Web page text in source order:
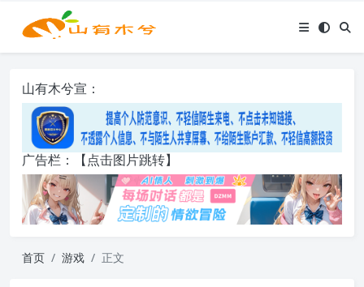
山有木兮宣：
广告栏：【点击图片跳转】
首页 游戏 正文